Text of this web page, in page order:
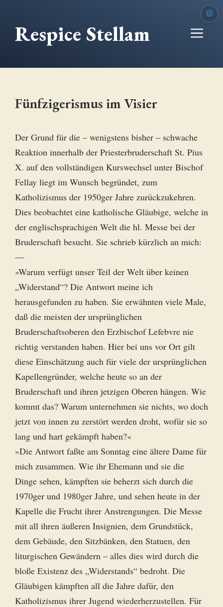
springenRespice Stellam
Fünfzigerismus im Visier
Der Grund für die – wenigstens bisher – schwache
Reaktion innerhalb der Priesterbruderschaft St. Pius
X. auf den vollständigen Kurswechsel unter Bischof
Fellay liegt im Wunsch begründet, zum
Katholizismus der 1950ger Jahre zurückzukehren.
Dies beobachtet eine katholische Gläubige, welche in
der englischsprachigen Welt die hl. Messe bei der
Bruderschaft besucht. Sie schrieb kürzlich an mich:
—
»Warum verfügt unser Teil der Welt über keinen
„Widerstand“? Die Antwort meine ich
herausgefunden zu haben. Sie erwähnten viele Male,
daß die meisten der ursprünglichen
Bruderschaftsoberen den Erzbischof Lefebvre nie
richtig verstanden haben. Hier bei uns vor Ort gilt
diese Einschätzung auch für viele der ursprünglichen
Kapellengründer, welche heute so an der
Bruderschaft und ihren jetzigen Oberen hängen. Wie
kommt das? Warum unternehmen sie nichts, wo doch
jetzt von innen zu zerstört werden droht, wofür sie so
lang und hart gekämpft haben?«
»Die Antwort faßte am Sonntag eine ältere Dame für
mich zusammen. Wie ihr Ehemann und sie die
Dinge sehen, kämpften sie beherzt sich durch die
1970ger und 1980ger Jahre, und sehen heute in der
Kapelle die Frucht ihrer Anstrengungen. Die Messe
mit all ihren äußeren Insignien, dem Grundstück,
dem Gebäude, den Sitzbänken, den Statuen, den
liturgischen Gewändern – alles dies wird durch die
bloße Existenz des „Widerstands“ bedroht. Die
Gläubigen kämpften all die Jahre dafür, den
Katholizismus ihrer Jugend wiederherzustellen. Für